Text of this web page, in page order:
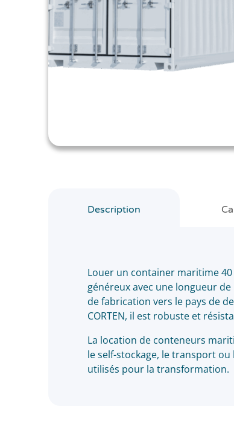
Description
Louer un container maritime 40
généreux avec une longueur
de fabrication vers le pays de
CORTEN, il est robuste et
La location de conteneurs
le self-stockage, le transport
utilisés pour la transformation.